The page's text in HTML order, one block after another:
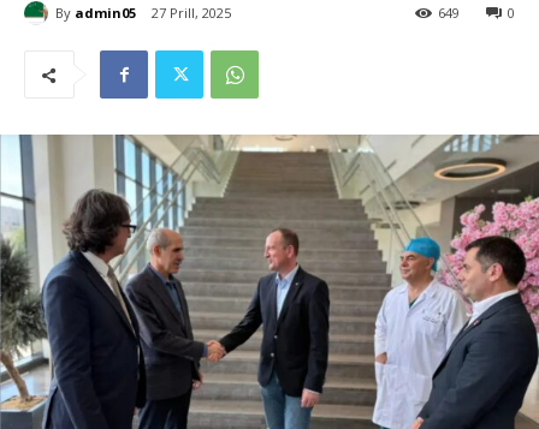
By admin05 27 Prill, 2025 0
649